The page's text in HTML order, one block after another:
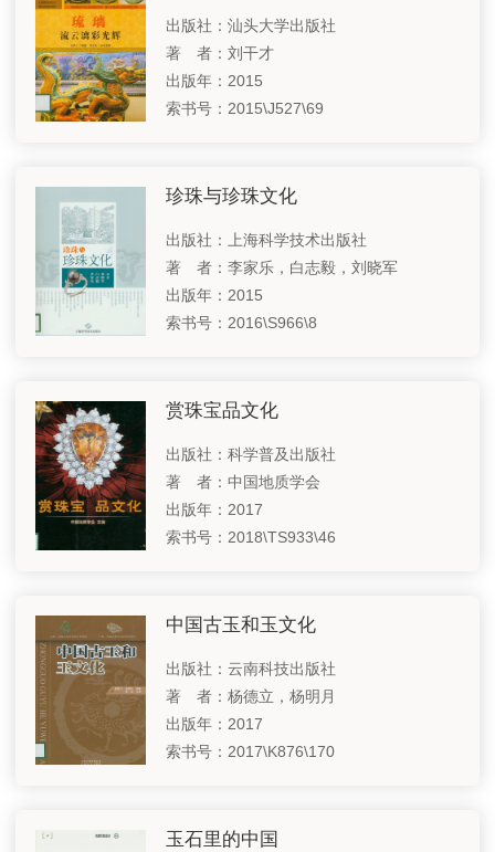
支持我们
联系我们
相关链接
铁笔方寸，书从印出——中国篆刻艺术
虽由人造，宛自天工——中国古典园林建筑专题
多元文化各美其美，交流互鉴美美与共——世界考古专题
奋进新征程 建功新时代——党的二十大专题推介
古人的智慧—中国科技专题之一
五海三洲之地——西亚国家巡礼
出版社：汕头大学出版社
著 者：刘干才
出版年：2015
索书号：2015\J527\69
珍珠与珍珠文化
出版社：上海科学技术出版社
著 者：李家乐，白志毅，刘晓军
出版年：2015
索书号：2016\S966\8
赏珠宝品文化
出版社：科学普及出版社
著 者：中国地质学会
出版年：2017
索书号：2018\TS933\46
中国古玉和玉文化
出版社：云南科技出版社
著 者：杨德立，杨明月
出版年：2017
索书号：2017\K876\170
玉石里的中国